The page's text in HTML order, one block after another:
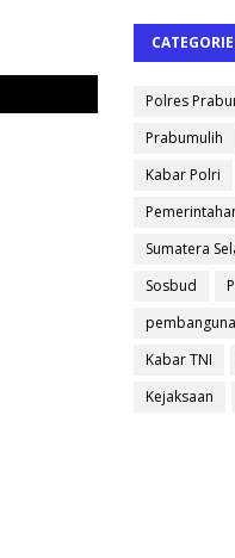
Polres
Prabumulih
Kabar Polri
Sumatera
Sosbud
Kabar TNI
Kejaksaan